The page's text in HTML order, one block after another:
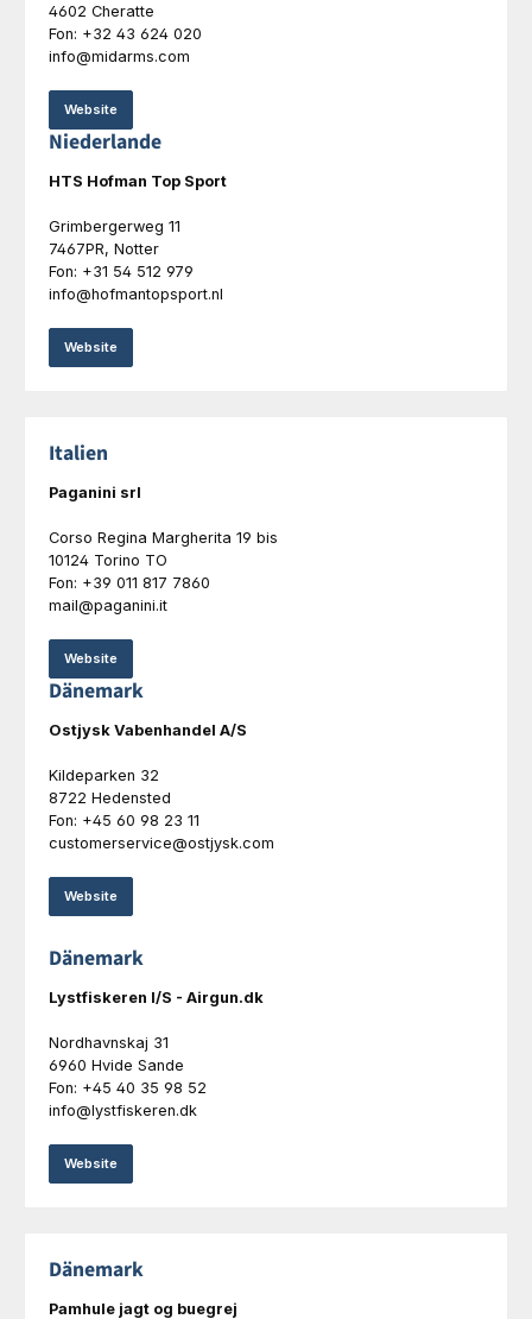
4602 Cheratte
Fon: +32 43 624 020
info@midarms.com
Website
Niederlande
HTS Hofman Top Sport
Grimbergerweg 11
7467PR, Notter
Fon: +31 54 512 979
info@hofmantopsport.nl
Website
Italien
Paganini srl
Corso Regina Margherita 19 bis
10124 Torino TO
Fon: +39 011 817 7860
mail@paganini.it
Website
Dänemark
Ostjysk Vabenhandel A/S
Kildeparken 32
8722 Hedensted
Fon: +45 60 98 23 11
customerservice@ostjysk.com
Website
Dänemark
Lystfiskeren I/S - Airgun.dk
Nordhavnskaj 31
6960 Hvide Sande
Fon: +45 40 35 98 52
info@lystfiskeren.dk
Website
Dänemark
Pamhule jagt og buegrej